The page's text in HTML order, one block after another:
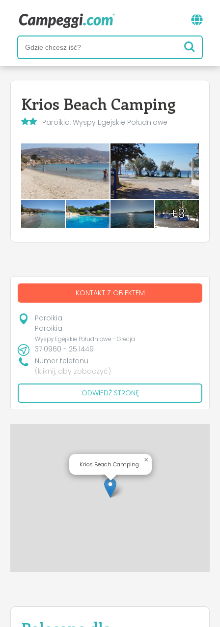
Krios Beach Camping
Paroikia, Wyspy Egejskie Południowe
+3
KONTAKT Z OBIEKTEM
Paroikia
Paroikia
Wyspy Egejskie Południowe - Grecja
37.0960 - 25.1449
Numer telefonu
(kliknij, aby zobaczyć)
ODWIEDŹ STRONĘ
Krios Beach Camping
×